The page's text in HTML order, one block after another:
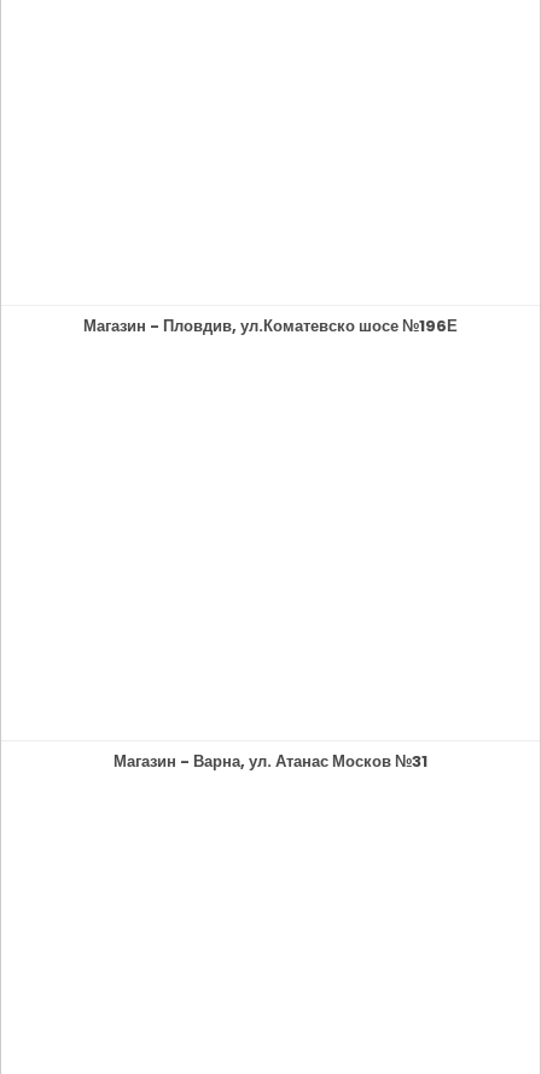
Магазин - Пловдив, ул.Коматевско шосе №196Е
Магазин - Варна, ул. Атанас Москов №31